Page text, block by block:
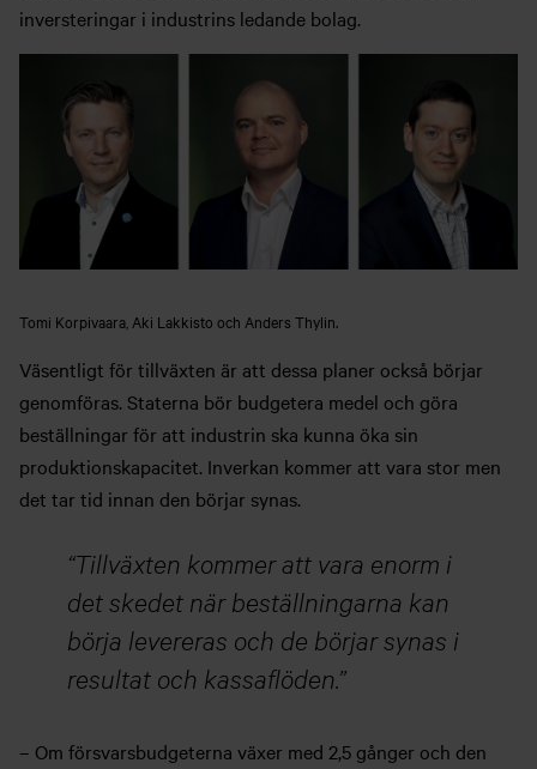
inversteringar i industrins ledande bolag.
Tomi Korpivaara, Aki Lakkisto och Anders Thylin.
Väsentligt för tillväxten är att dessa planer också börjar
genomföras. Staterna bör budgetera medel och göra
beställningar för att industrin ska kunna öka sin
produktionskapacitet. Inverkan kommer att vara stor men
det tar tid innan den börjar synas.
Tillväxten kommer att vara enorm i
det skedet när beställningarna kan
börja levereras och de börjar synas i
resultat och kassaflöden.
– Om försvarsbudgeterna växer med 2,5 gånger och den